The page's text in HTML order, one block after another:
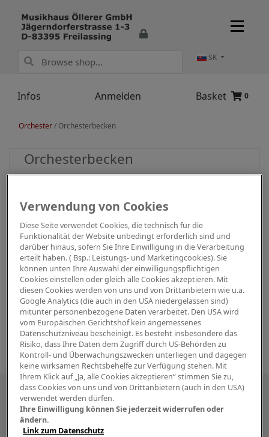
Infos Anmelden Basket 0
SK
Orchester/ Orchesterbecken
Orchesterbecken
Besuchen Sie uns auch in den sozialen
Medien
Verwendung von Cookies
Diese Seite verwendet Cookies, die technisch für die
Funktionalität der Website unbedingt erforderlich sind und
darüber hinaus, sofern Sie Ihre Einwilligung in die Verarbeitung
erteilt haben. ( Bsp.: Leistungs- und Marketingcookies). Sie
können unten Ihre Auswahl der einwilligungspflichtigen
Cookies einstellen oder gleich alle Cookies akzeptieren. Mit
diesen Cookies werden von uns und von Drittanbietern wie u.a.
Google Analytics (die auch in den USA niedergelassen sind)
mitunter personenbezogene Daten verarbeitet. Den USA wird
vom Europäischen Gerichtshof kein angemessenes
Datenschutzniveau bescheinigt. Es besteht insbesondere das
Risiko, dass Ihre Daten dem Zugriff durch US-Behörden zu
Kontroll- und Überwachungszwecken unterliegen und dagegen
keine wirksamen Rechtsbehelfe zur Verfügung stehen. Mit
Ihrem Klick auf „Ja, alle Cookies akzeptieren“ stimmen Sie zu,
dass Cookies von uns und von Drittanbietern (auch in den USA)
verwendet werden dürfen.
Ihre Einwilligung können Sie jederzeit widerrufen oder
ändern.
Link zum Datenschutz